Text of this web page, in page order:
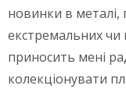
новинки в металі,
екстремальних
приносить мені
колекціонувати